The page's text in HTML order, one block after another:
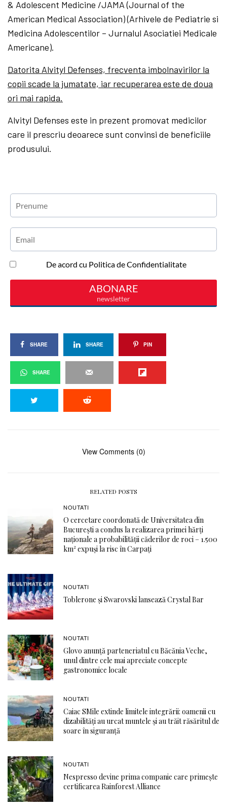
& Adolescent Medicine /JAMA (Journal of the
American Medical Association) (Arhivele de Pediatrie si
Medicina Adolescentilor – Jurnalul Asociatiei Medicale
Americane).
Datorita Alvityl Defenses, frecventa imbolnavirilor la
copii scade la jumatate, iar recuperarea este de doua
ori mai rapida.
Alvityl Defenses este in prezent promovat medicilor
care il prescriu deoarece sunt convinsi de beneficiile
produsului.
SHARE SHARE PIN
SHARE
View Comments (0)
RELATED POSTS
NOUTATI
O cercetare coordonată de Universitatea din
București a condus la realizarea primei hărți
naționale a probabilității căderilor de roci – 1.500
km² expuși la risc în Carpați
NOUTATI
Toblerone și Swarovski lansează Crystal Bar
NOUTATI
Glovo anunță parteneriatul cu Băcănia Veche,
unul dintre cele mai apreciate concepte
gastronomice locale
NOUTATI
Caiac SMile extinde limitele integrării: oamenii cu
dizabilități au urcat muntele și au trăit răsăritul de
soare în siguranță
NOUTATI
Nespresso devine prima companie care primește
certificarea Rainforest Alliance